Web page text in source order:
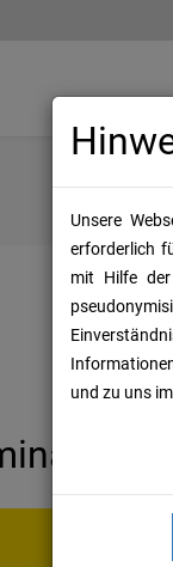
in
Unsere
erforderlich
mit Hilfe
und zu uns im